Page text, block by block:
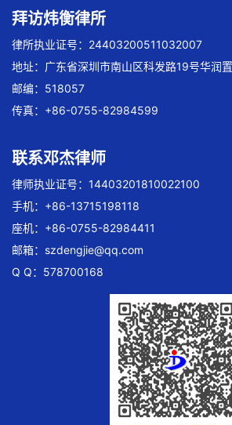
拜访炜衡律所
律所执业证号：24403200511032007
地址：广东省深圳市南山区科发路19号华润
邮编：518057
传真：+86-0755-82984599
联系邓杰律师
律师执业证号：14403201810022100
手机：+86-13715198118
座机：+86-0755-82984411
邮箱： szdengjie@qq.com
Q Q：578700168